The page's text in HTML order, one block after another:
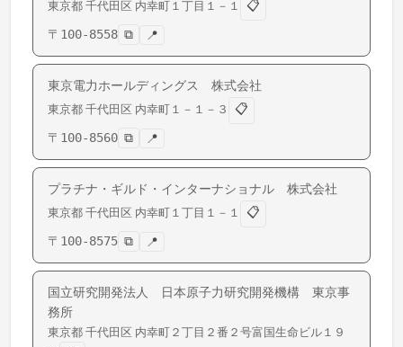
東京都 千代田区 内幸町 １丁目１－１
📋
〒 100-8558 ⧉ 📍
東京電力ホールディングス 株式会社
東京都 千代田区 内幸町 １－１－３
📋
〒 100-8560 ⧉ 📍
プラチナ・ギルド・インターナショナル 株式会社
東京都 千代田区 内幸町 １丁目１－１
📋
〒 100-8575 ⧉ 📍
国立研究開発法人 日本原子力研究開発機構 東京事
務所
東京都 千代田区 内幸町 ２丁目２番２号富国生命ビル１９